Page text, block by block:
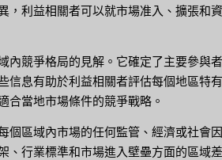
，利益相關者可以就市場准入、擴張和
內競爭格局的見解。它確定了主要參與
信息有助於利益相關者評估每個地區特
合當地市場條件的競爭戰略。
個區域內市場的任何監管、經濟或社會
、行業標準和市場進入壁壘方面的區域